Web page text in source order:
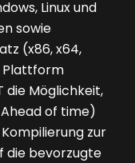
Linux und
sowie
(x86, x64,
Plattform
die Möglichkeit,
of time)
zur
die bevorzugte